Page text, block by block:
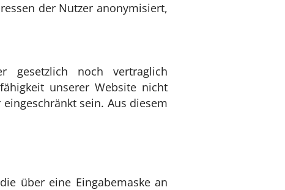
der Nutzer anonymisiert,
gesetzlich noch vertraglich
unserer Website nicht
sein. Aus diesem
über eine Eingabemaske an